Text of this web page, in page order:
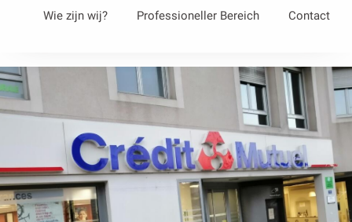
principal
Wie zijn wij? Professioneller Bereich Contact